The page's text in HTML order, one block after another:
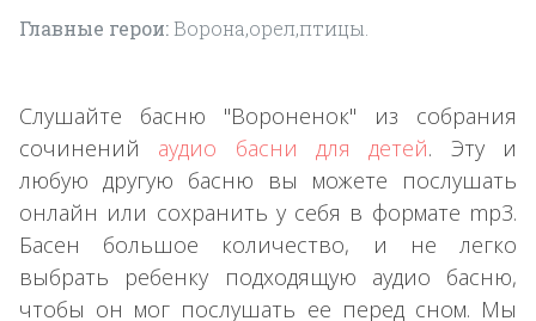
Главные герои: Ворона,орел,птицы.
Слушайте басню "Вороненок" из собрания
сочинений аудио басни для детей. Эту и
любую другую басню вы можете послушать
онлайн или сохранить у себя в формате mp3.
Басен большое количество, и не легко
выбрать ребенку подходящую аудио басню,
чтобы он мог послушать ее перед сном. Мы